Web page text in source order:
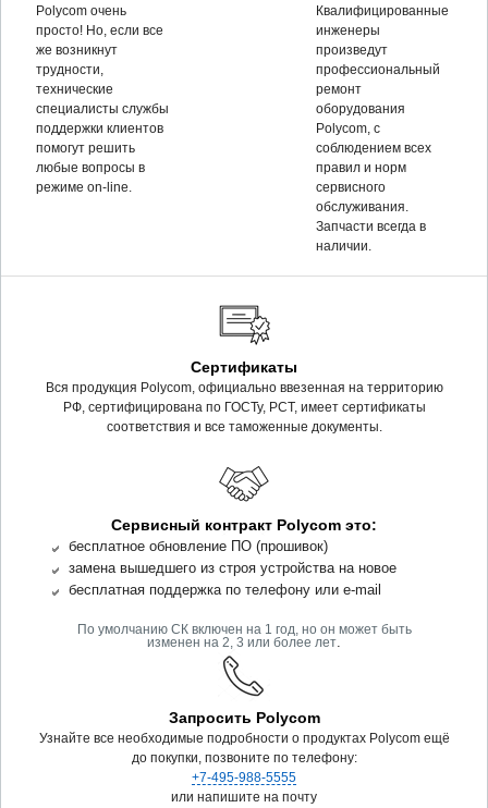
Polycom очень
просто! Но, если все
же возникнут
трудности,
технические
специалисты службы
поддержки клиентов
помогут решить
любые вопросы в
режиме on-line.
Квалифицированные
инженеры
произведут
профессиональный
ремонт
оборудования
Polycom, c
соблюдением всех
правил и норм
сервисного
обслуживания.
Запчасти всегда в
наличии.
Сертификаты
Вся продукция Polycom, официально ввезенная на территорию
РФ, сертифицирована по ГОСТу, РСТ, имеет сертификаты
соответствия и все таможенные документы.
Сервисный контракт Polycom это:
бесплатное обновление ПО (прошивок)
замена вышедшего из строя устройства на новое
бесплатная поддержка по телефону или e-mail
По умолчанию СК включен на 1 год, но он может быть
изменен на 2, 3 или более лет.
Запросить Polycom
Узнайте все необходимые подробности о продуктах Polycom ещё
до покупки, позвоните по телефону:
+7-495-988-5555
или напишите на почту